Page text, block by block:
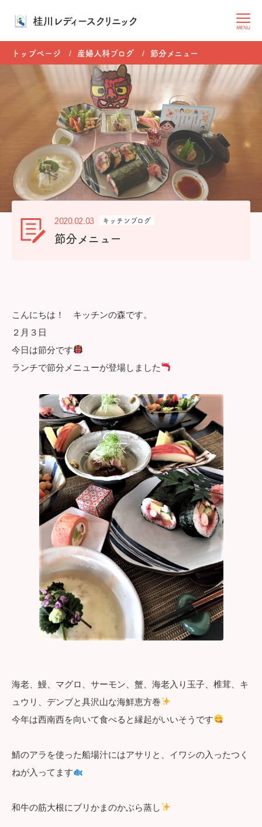
桂川レディースクリニック MENU
トップページ 産婦人科ブログ 節分メニュー
2020.02.03 キッチンブログ
節分メニュー
こんにちは！ キッチンの森です。
２月３日
今日は節分です
ランチで節分メニューが登場しました
海老、鰻、マグロ、サーモン、蟹、海老入り玉子、椎茸、キ
ュウリ、デンブと具沢山な海鮮恵方巻
今年は西南西を向いて食べると縁起がいいそうです
鯖のアラを使った船場汁にはアサリと、イワシの入ったつく
ねが入ってます
和牛の筋大根にブリかまのかぶら蒸し